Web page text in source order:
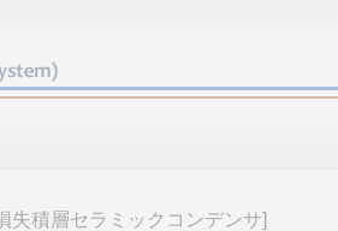
失積層セラミックコンデンサ]